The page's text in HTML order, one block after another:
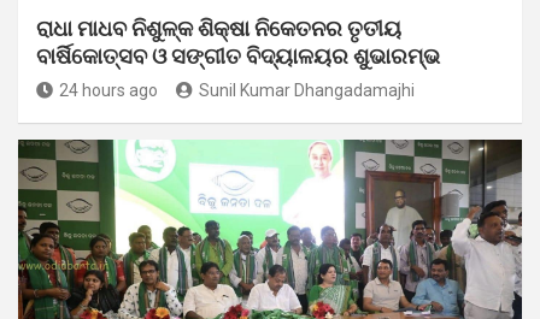
ରାଧା ମାଧବ ନିଶୁଳ୍କ ଶିକ୍ଷା ନିକେତନର ତୃତୀୟ
ବାର୍ଷିକୋତ୍ସବ ଓ ସଙ୍ଗୀତ ବିଦ୍ୟାଳୟର ଶୁଭାରମ୍ଭ
24 hours ago Sunil Kumar Dhangadamajhi